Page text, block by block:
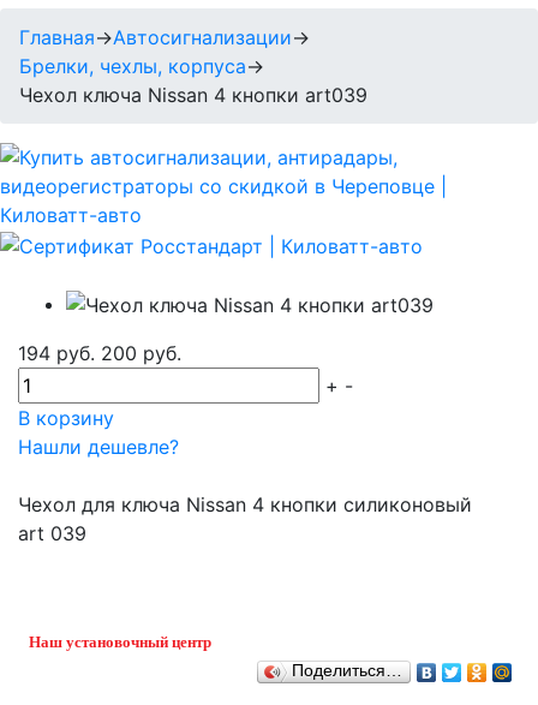
Главная→Автосигнализации→
Брелки, чехлы, корпуса→
Чехол ключа Nissan 4 кнопки art039
194 руб. 200 руб.
+ -
В корзину
Нашли дешевле?
Чехол для ключа Nissan 4 кнопки силиконовый
art 039
Наш установочный центр
Поделиться…